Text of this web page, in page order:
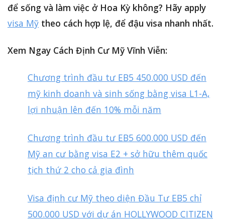
để sống và làm việc ở Hoa Kỳ không? Hãy apply
visa Mỹ theo cách hợp lệ, để đậu visa nhanh nhất.
Xem Ngay Cách Định Cư Mỹ Vĩnh Viễn:
Chương trình đầu tư EB5 450.000 USD đến
mỹ kinh doanh và sinh sống bằng visa L1-A,
lợi nhuận lên đến 10% mỗi năm
Chương trình đầu tư EB5 600.000 USD đến
Mỹ an cư bằng visa E2 + sở hữu thêm quốc
tịch thứ 2 cho cả gia đình
Visa định cư Mỹ theo diện Đầu Tư EB5 chỉ
500.000 USD với dự án HOLLYWOOD CITIZEN